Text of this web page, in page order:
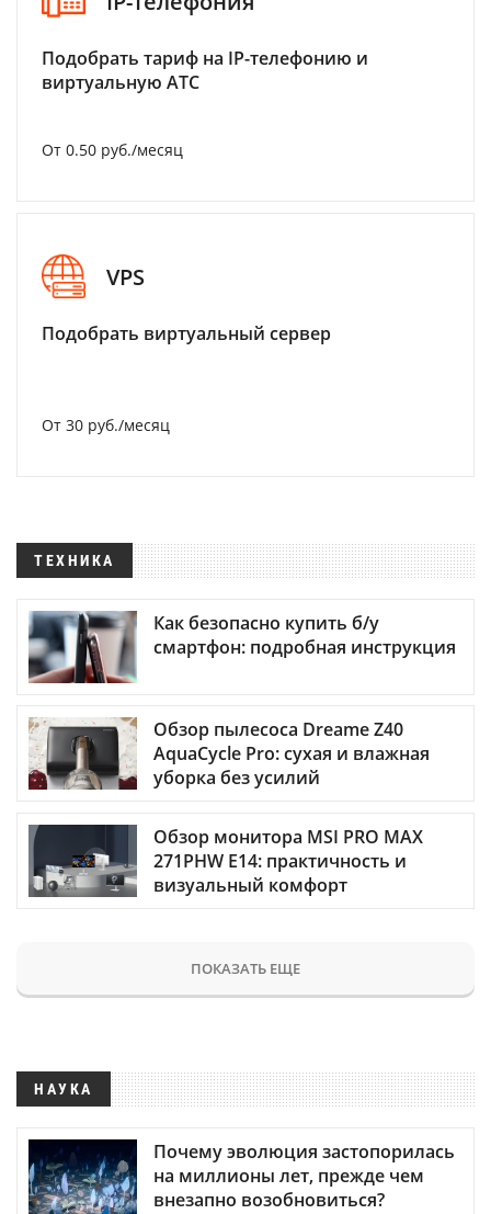
Подобрать тариф на IP-телефонию и
виртуальную АТС
От 0.50 руб./месяц
VPS
Подобрать виртуальный сервер
От 30 руб./месяц
ТЕХНИКА
Как безопасно купить б/у
смартфон: подробная инструкция
Обзор пылесоса Dreame Z40
AquaCycle Pro: сухая и влажная
уборка без усилий
Обзор монитора MSI PRO MAX
271PHW E14: практичность и
визуальный комфорт
ПОКАЗАТЬ ЕЩЕ
НАУКА
Почему эволюция застопорилась
на миллионы лет, прежде чем
внезапно возобновиться?